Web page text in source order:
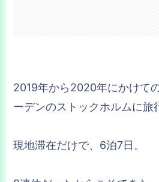
2019年から2020年にかけて
ーデンのストックホルムに旅
現地滞在だけで、6泊7日。